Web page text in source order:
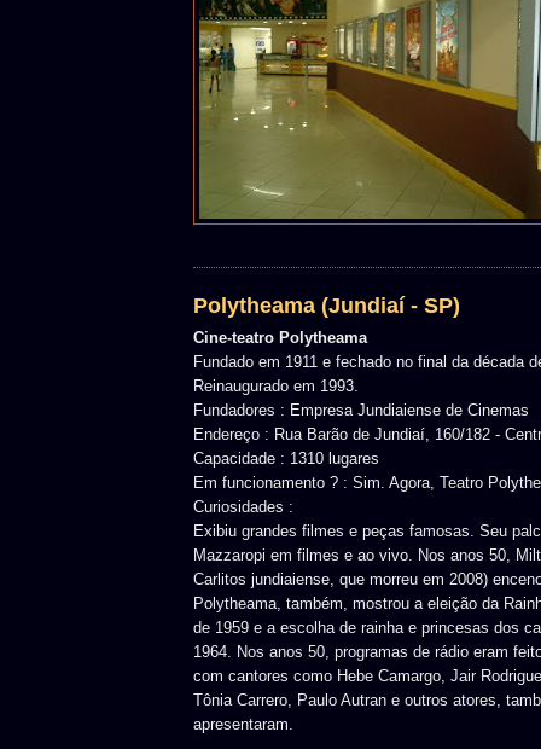
Polytheama (Jundiaí - SP)
Cine-teatro Polytheama
Fundado em 1911 e fechado no final da década
Reinaugurado em 1993.
Fundadores : Empresa Jundiaiense de Cinemas
Endereço : Rua Barão de Jundiaí, 160/182 -
Capacidade : 1310 lugares
Em funcionamento ? : Sim. Agora, Teatro
Curiosidades :
Exibiu grandes filmes e peças famosas. Seu
Mazzaropi em filmes e ao vivo. Nos anos 50,
Carlitos jundiaiense, que morreu em 2008)
Polytheama, também, mostrou a eleição da
de 1959 e a escolha de rainha e princesas dos
1964. Nos anos 50, programas de rádio eram
com cantores como Hebe Camargo, Jair
Tônia Carrero, Paulo Autran e outros atores,
apresentaram.